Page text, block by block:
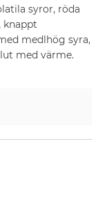
syror, röda
knappt
medlhög syra,
med värme.